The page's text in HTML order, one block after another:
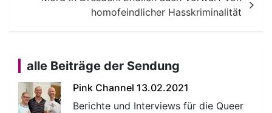
homofeindlicher Hasskriminalität
alle Beiträge der Sendung
Pink Channel 13.02.2021
Berichte und Interviews für die Queer